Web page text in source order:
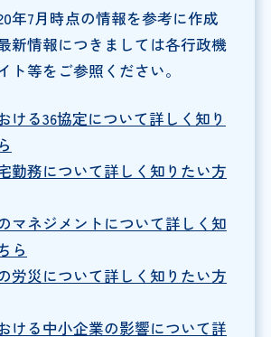
年7月時点の情報を参考に作成
新情報につきましては各行政機
ト等をご参照ください。
ける36協定について詳しく知り
勤務について詳しく知りたい方
マネジメントについて詳しく知
ら
労災について詳しく知りたい方
ける中小企業の影響について詳